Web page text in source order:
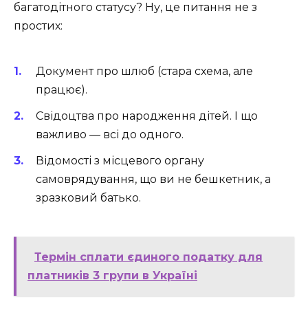
багатодітного статусу? Ну, це питання не з
простих:
Документ про шлюб (стара схема, але
працює).
Свідоцтва про народження дітей. І що
важливо — всі до одного.
Відомості з місцевого органу
самоврядування, що ви не бешкетник, а
зразковий батько.
Термін сплати єдиного податку для
платників 3 групи в Україні